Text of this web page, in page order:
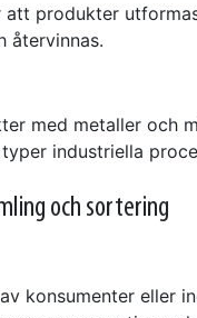
att produkter
återvinnas.
med metaller och
industriella
och sortering
konsumenter eller